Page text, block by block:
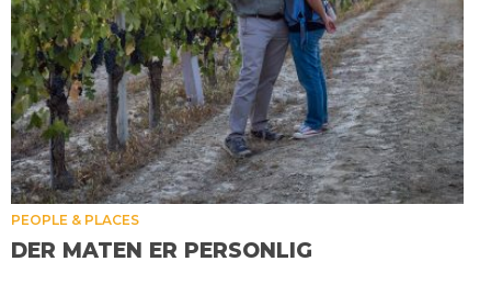
PEOPLE & PLACES
DER MATEN ER PERSONLIG